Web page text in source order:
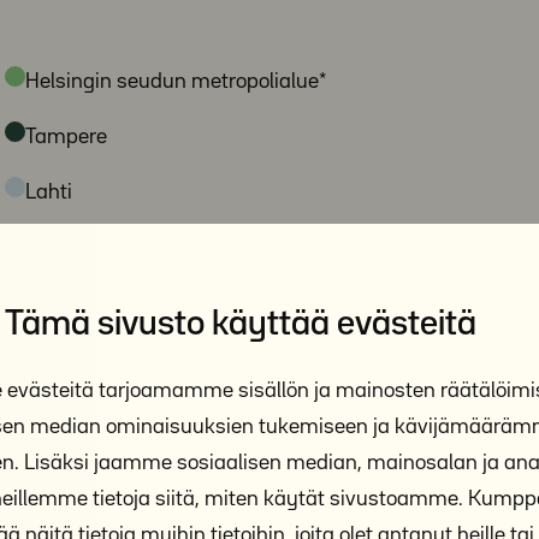
Tämä sivusto käyttää evästeitä
evästeitä tarjoamamme sisällön ja mainosten
median ominaisuuksien tukemiseen ja
Lisäksi jaamme sosiaalisen median, mainosalan ja
tietoja siitä, miten käytät sivustoamme.
Helsingin seudun metropolialue*
Tampere
Lahti
Kuopio
Tuusula